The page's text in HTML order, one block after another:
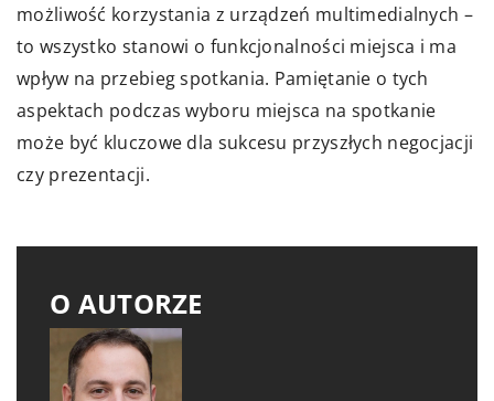
możliwość korzystania z urządzeń multimedialnych –
to wszystko stanowi o funkcjonalności miejsca i ma
wpływ na przebieg spotkania. Pamiętanie o tych
aspektach podczas wyboru miejsca na spotkanie
może być kluczowe dla sukcesu przyszłych negocjacji
czy prezentacji.
O AUTORZE